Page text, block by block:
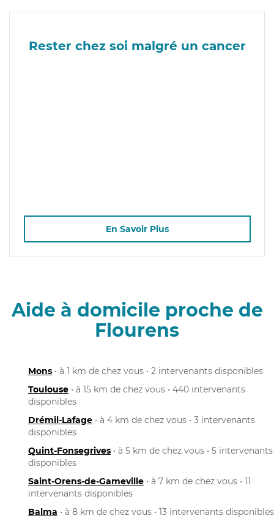
Rester chez soi malgré un cancer
En Savoir Plus
Aide à domicile proche de
Flourens
Mons • à 1 km de chez vous • 2 intervenants disponibles
Toulouse • à 15 km de chez vous • 440 intervenants
disponibles
Drémil-Lafage • à 4 km de chez vous • 3 intervenants
disponibles
Quint-Fonsegrives • à 5 km de chez vous • 5 intervenants
disponibles
Saint-Orens-de-Gameville • à 7 km de chez vous • 11
intervenants disponibles
Balma • à 8 km de chez vous • 13 intervenants disponibles